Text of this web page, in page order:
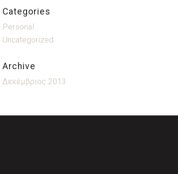
Categories
Personal
Uncategorized
Archive
Δεκέμβριος 2013